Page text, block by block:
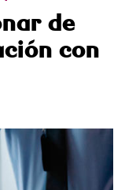
de
con